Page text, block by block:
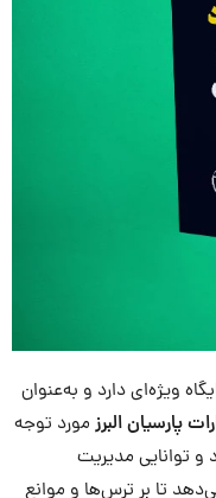
ویژه‌ای دارد و به‌عنوان
پارسیان البرز مورد توجه
و توانایی مدیریت
تا بر ترس‌ها و موانع